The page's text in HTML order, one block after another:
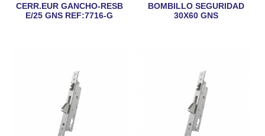
CERR.EUR GANCHO-RESB
E/25 GNS REF:7716-G
BOMBILLO SEGURIDAD
30X60 GNS